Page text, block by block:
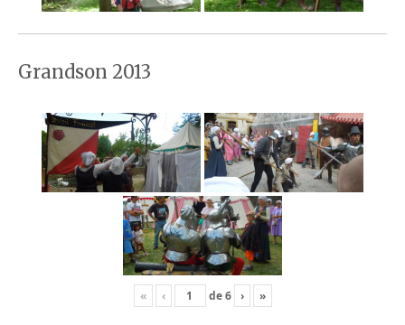
Grandson 2013
« ‹ de6 › »